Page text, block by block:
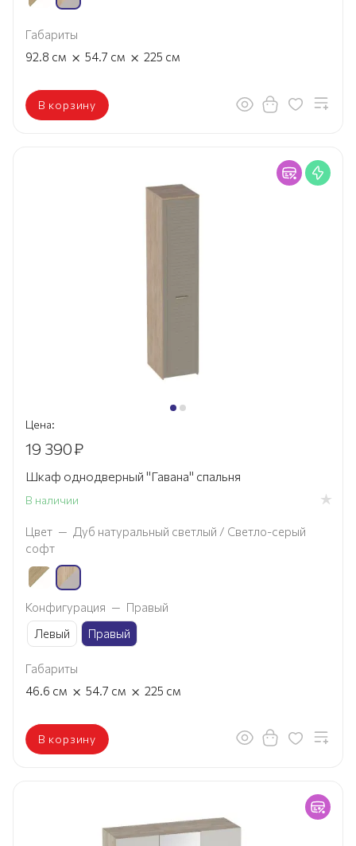
Габариты
92.8 см × 54.7 см × 225 см
В корзину
Цена:
19 390₽
Шкаф однодверный "Гавана" спальня
В наличии
Цвет — Дуб натуральный светлый / Светло-серый
софт
Конфигурация — Правый
Левый
Правый
Габариты
46.6 см × 54.7 см × 225 см
В корзину